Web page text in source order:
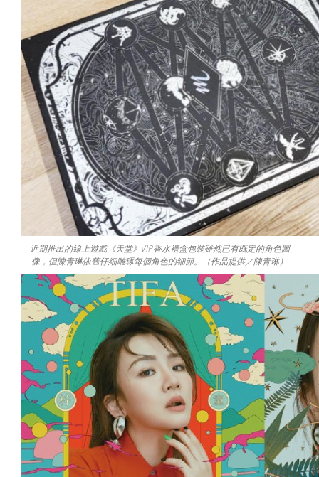
近期推出的線上遊戲《天堂》VIP香水禮盒包裝雖然已有既定的角色圖
像，但陳青琳依舊仔細雕琢每個角色的細節。（作品提供／陳青琳）